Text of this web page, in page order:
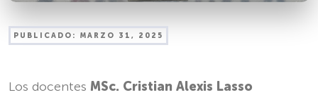
PUBLICADO: MARZO 31, 2025
Los docentes MSc. Cristian Alexis Lasso